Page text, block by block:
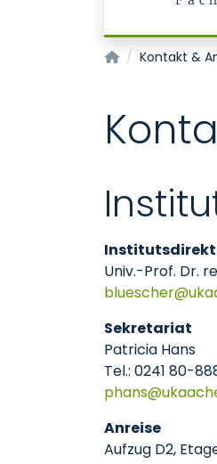
Biochemische
Kontakt &
Univ.-Prof. Dr.
bluescher
Sekretariat
Patricia Hans
Tel.: 0241 80-
phans
Anreise
Aufzug D2,